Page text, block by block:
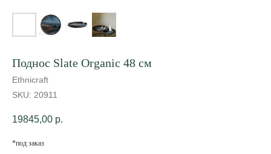
Поднос Slate Organic 48 см
Ethnicraft
SKU: 20911
19845,00 р.
*под заказ